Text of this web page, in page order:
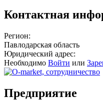
Контактная
Регион:
Павлодарская область
Юридический адрес:
Необходимо Войти или
Предприятие